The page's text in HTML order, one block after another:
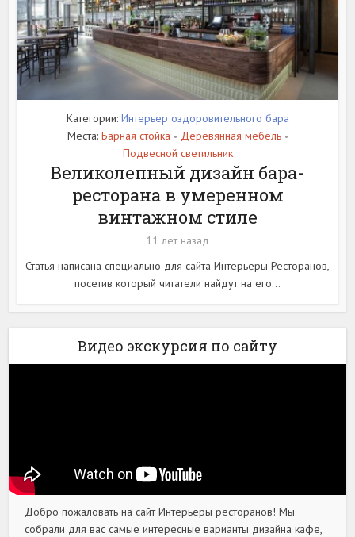
Категории: Интерьер оздоровительного бара
Места: Барная стойка • Деревянная мебель •
Подвесной светильник
Великолепный дизайн бара-
ресторана в умеренном
винтажном стиле
11 лет назад
Статья написана специально для сайта Интерьеры Ресторанов,
посетив который читатели найдут на его...
Видео экскурсия по сайту
Добро пожаловать на сайт Интерьеры ресторанов! Мы
собрали для вас самые интересные варианты дизайна кафе,